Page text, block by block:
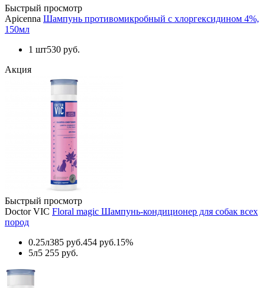
Быстрый просмотр
Apicenna Шампунь противомикробный с хлоргексидином 4%,
150мл
1 шт530 руб.
Акция
Быстрый просмотр
Doctor VIC Floral magic Шампунь-кондиционер для собак всех
пород
0.25л385 руб.454 руб.15%
5л5 255 руб.